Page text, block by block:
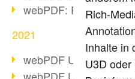
webPDF: PDF-
2021
webPDF Update
Rich-
Inhalte in
U3D